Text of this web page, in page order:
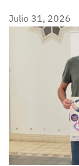
Julio 31, 2026